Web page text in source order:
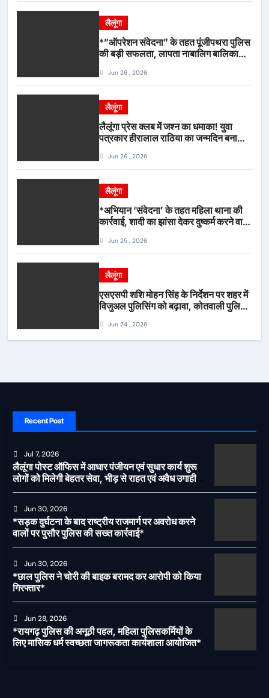
लैलूंगा
*”ऑपरेशन संवेदना” के तहत पूंजीपथरा पुलिस
की बड़ी सफलता, लापता नाबालिग बालिका
गिरफ्तार*
Jun 26 , 2026
लैलूंगा
लैलूंगा प्रेस क्लब में जश्न का धमाका! युवा
पत्रकार हीरालाल राठिया का जन्मदिन बना
स्वरJun 26 , 2026
लैलूंगा
*अभियान ‘संवेदना’ के तहत महिला थाना की
कार्रवाई, शादी का झांसा देकर दुष्कर्म करने वाला
Jun 25 , 2026
लैलूंगा
एसएसपी शशि मोहन सिंह के निर्देशन पर शहर में
विजुअल पुलिसिंग को बढ़ावा, कोतवाली पुलिस
Jun 24 , 2026
Recent Post
Jul 7, 2026
लैलूंगा पोस्ट ऑफिस में आधार पंजीयन एवं सुधार कार्य शुरू
लोगों को मिलेगी बेहतर सेवा, भीड़ से राहत एवं अवैध उगाही
पर लगेगी रोक
Jun 30, 2026
*सड़क दुर्घटना के बाद राष्ट्रीय राजमार्ग पर अवरोध करने
वालों पर पुसौर पुलिस की सख्त कार्रवाई*
Jun 30, 2026
*छाल पुलिस ने चोरी की बाइक बरामद कर आरोपी को किया
गिरफ्तार*
Jun 28, 2026
*रायगढ़ पुलिस की अनूठी पहल, महिला पुलिसकर्मियों के
लिए मासिक धर्म स्वच्छता जागरूकता कार्यशाला आयोजित*